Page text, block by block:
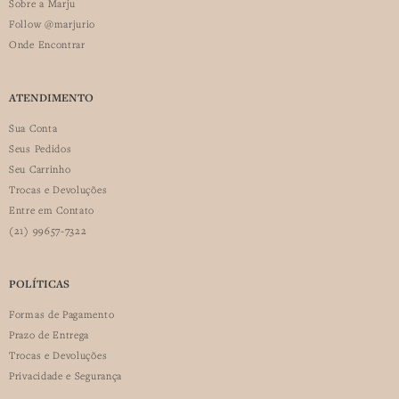
Sobre a Marju
Follow @marjurio
Onde Encontrar
ATENDIMENTO
Sua Conta
Seus Pedidos
Seu Carrinho
Trocas e Devoluções
Entre em Contato
(21) 99657-7322
POLÍTICAS
Formas de Pagamento
Prazo de Entrega
Trocas e Devoluções
Privacidade e Segurança